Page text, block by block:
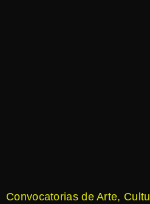
Convocatorias de Arte,